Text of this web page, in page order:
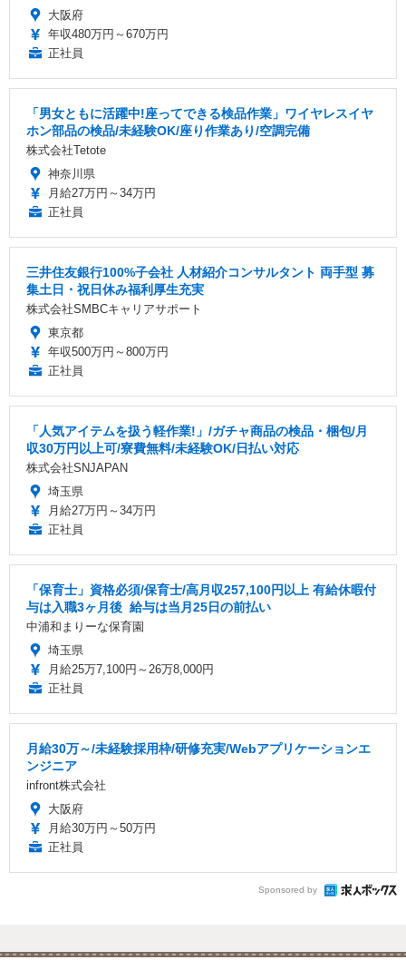
大阪府
年収480万円～670万円
正社員
「男女ともに活躍中!座ってできる検品作業」ワイヤレスイヤ
ホン部品の検品/未経験OK/座り作業あり/空調完備
株式会社Tetote
神奈川県
月給27万円～34万円
正社員
三井住友銀行100%子会社 人材紹介コンサルタント 両手型 募
集土日・祝日休み福利厚生充実
株式会社SMBCキャリアサポート
東京都
年収500万円～800万円
正社員
「人気アイテムを扱う軽作業!」/ガチャ商品の検品・梱包/月
収30万円以上可/寮費無料/未経験OK/日払い対応
株式会社SNJAPAN
埼玉県
月給27万円～34万円
正社員
「保育士」資格必須/保育士/️高月収257,100円以上 ️有給休暇付
与は入職3ヶ月後 ️ 給与は当月25日の前払い
中浦和まりーな保育園
埼玉県
月給25万7,100円～26万8,000円
正社員
月給30万～/未経験採用枠/研修充実/Webアプリケーションエ
ンジニア
infront株式会社
大阪府
月給30万円～50万円
正社員
Sponsored by